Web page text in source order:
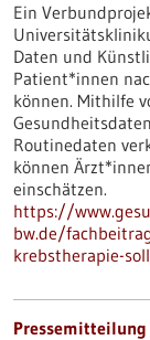
Ein
Daten und
Patient*innen
können. Mithilfe
Routinedaten
können
einschätzen.
https://
bw.de/
krebstherapie-
Pressemitteilung